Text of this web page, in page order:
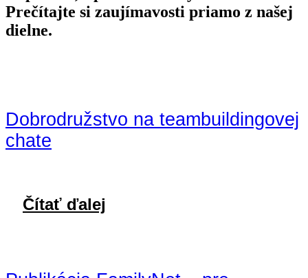
Prečítajte si zaujímavosti priamo z našej
dielne.
Dobrodružstvo na teambuildingovej
chate
Čítať ďalej